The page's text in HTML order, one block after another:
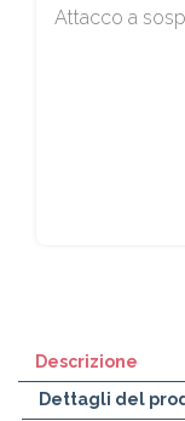
Attacco a
Descrizione
Dettagli del